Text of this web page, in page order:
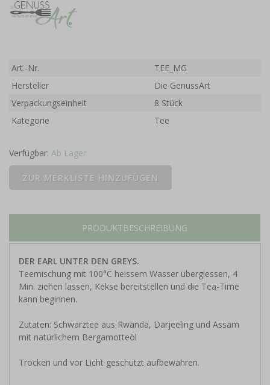
Art.-Nr.
TEE_MG
Hersteller
Die GenussArt
Verpackungseinheit
8 Stück
Kategorie
Tee
Verfügbar: Ab Lager
PRODUKTBESCHREIBUNG
DER EARL UNTER DEN GREYS.
Teemischung mit 100°C heissem Wasser übergiessen, 4
Min. ziehen lassen, Kekse bereitstellen und die Tea-Time
kann beginnen.
Zutaten: Schwarztee aus Rwanda, Darjeeling und Assam
mit natürlichem Bergamotteöl
Trocken und vor Licht geschützt aufbewahren.